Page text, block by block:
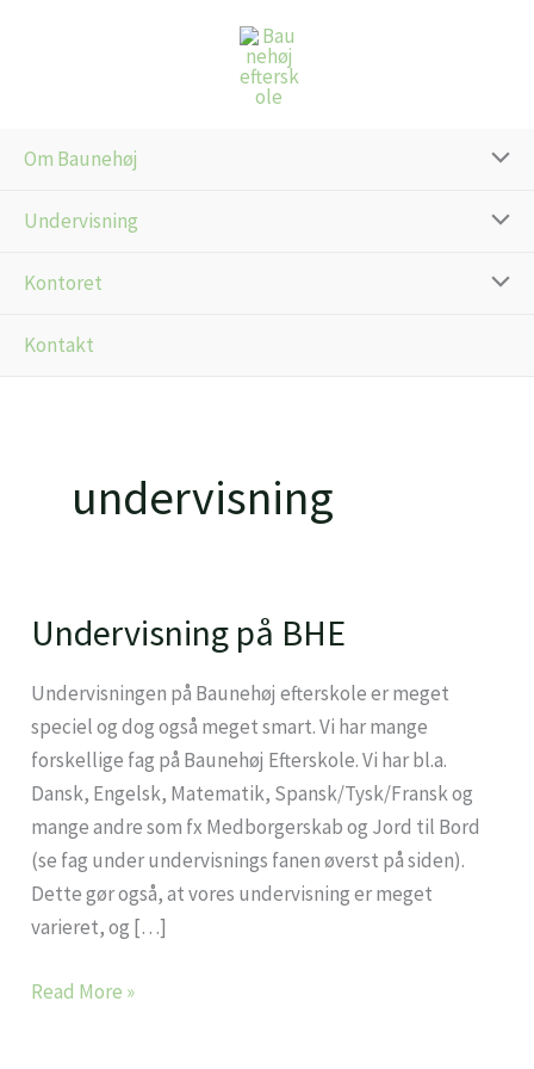
Om Baunehøj
Undervisning
Kontoret
Kontakt
undervisning
Undervisning på BHE
Undervisningen på Baunehøj efterskole er meget
speciel og dog også meget smart. Vi har mange
forskellige fag på Baunehøj Efterskole. Vi har bl.a.
Dansk, Engelsk, Matematik, Spansk/Tysk/Fransk og
mange andre som fx Medborgerskab og Jord til Bord
(se fag under undervisnings fanen øverst på siden).
Dette gør også, at vores undervisning er meget
varieret, og […]
Undervisning
BHE
Read More »